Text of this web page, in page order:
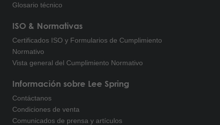
Glosario técnico
ISO & Normativas
Certificados ISO y Formularios de Cumplimiento
Normativo
Vista general del Cumplimiento Normativo
Información sobre Lee Spring
Contáctanos
Condiciones de venta
Comunicados de prensa y artículos